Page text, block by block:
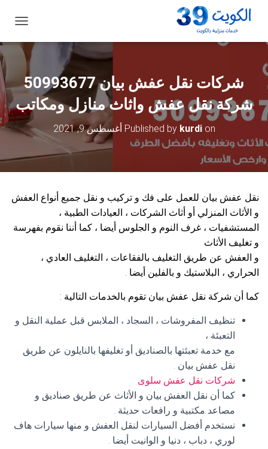
ب
ا
ت
ن
ق
شركات نقل عفش بيان 50993677
شركة نقل عفش واثاث منازل ومكاتب
Published by kurdion أغسطس 9, 2021
نقل عفش بيان للعمل على فك و تركيب و نقل جميع أنواع العفش
و الأثاث المنزلي أو أثاث الشركات ، العيادات الطبية ،
المستشفيات ، غرف النوم و الجلوس أيضا ، كما أننا نقوم بفهرسة
و تغليف الأثاث
و العفش عن طريق التغليف بالفقاعات ، التغليف العادي ،
الحراري ، البلاستيك و بالفلين أيضا .
كما أن شركة نقل عفش بيان تقوم بالخدمات التالية :
تنظيف المفروشات ، السجاد ، الملابس قبل عملية النقل و
التعبئة ،
مع خدمة تعبئتها بالصناديق أو تغليفها بالنايلون عن طريق
نقل عفش بيان .
شركات نقل عفش سلوى
كما أن نقل العفش بيان و الأثاث عن طريق صناديق و
مصاعد مكتبية و رافعات حديثة .
نستخدم أفضل السيارات لنقل العفش و منها سيارات هاف
لوري ، دباب ، دنيا و الوانيت أيضا .